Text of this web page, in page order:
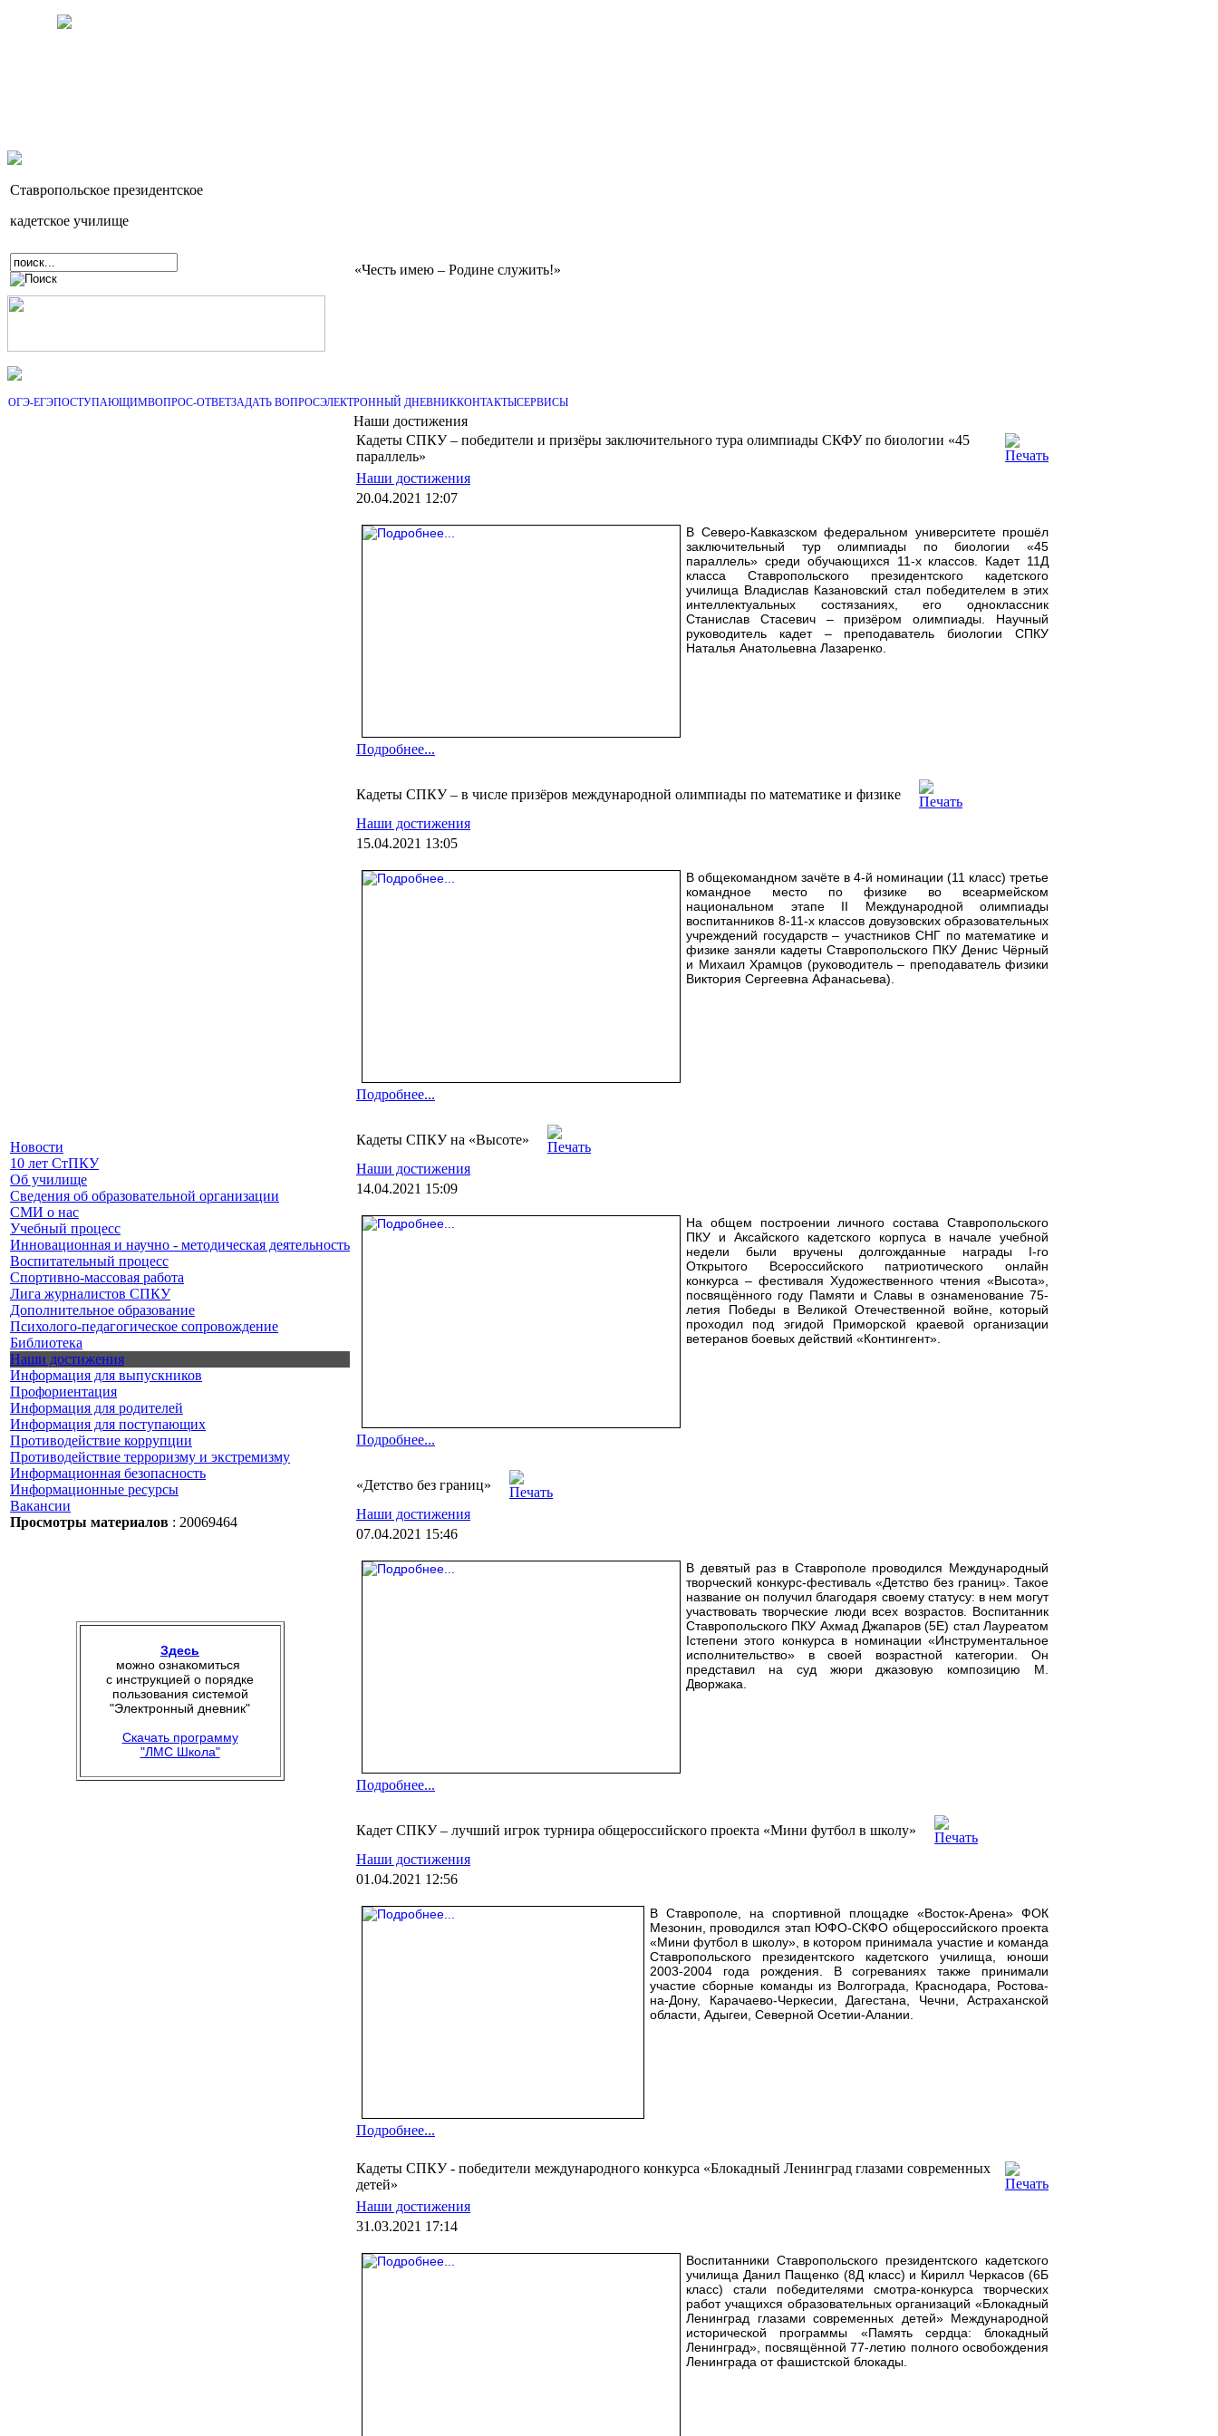
Ставропольское президентское
кадетское училище
«Честь имею – Родине служить!»
ОГЭ-ЕГЭПОСТУПАЮЩИМВОПРОС-ОТВЕТЗАДАТЬ ВОПРОСЭЛЕКТРОННЫЙ ДНЕВНИККОНТАКТЫСЕРВИСЫ
Новости
10 лет СтПКУ
Об училище
Сведения об образовательной организации
СМИ о нас
Учебный процесс
Инновационная и научно - методическая деятельность
Воспитательный процесс
Спортивно-массовая работа
Лига журналистов СПКУ
Дополнительное образование
Психолого-педагогическое сопровождение
Библиотека
Наши достижения
Информация для выпускников
Профориентация
Информация для родителей
Информация для поступающих
Противодействие коррупции
Противодействие терроризму и экстремизму
Информационная безопасность
Информационные ресурсы
Вакансии
Просмотры материалов : 20069464
Здесь
можно ознакомиться
с инструкцией о порядке
пользования системой
"Электронный дневник"
Скачать программу
"ЛМС Школа"
Наши достижения
Кадеты СПКУ – победители и призёры заключительного тура олимпиады СКФУ по биологии «45
параллель»
Наши достижения
20.04.2021 12:07
В Северо-Кавказском федеральном университете прошёл
заключительный тур олимпиады по биологии «45
параллель» среди обучающихся 11-х классов. Кадет 11Д
класса Ставропольского президентского кадетского
училища Владислав Казановский стал победителем в этих
интеллектуальных состязаниях, его одноклассник
Станислав Стасевич – призёром олимпиады. Научный
руководитель кадет – преподаватель биологии СПКУ
Наталья Анатольевна Лазаренко.
Подробнее...
Кадеты СПКУ – в числе призёров международной олимпиады по математике и физике
Наши достижения
15.04.2021 13:05
В общекомандном зачёте в 4-й номинации (11 класс) третье
командное место по физике во всеармейском
национальном этапе II Международной олимпиады
воспитанников 8-11-х классов довузовских образовательных
учреждений государств – участников СНГ по математике и
физике заняли кадеты Ставропольского ПКУ Денис Чёрный
и Михаил Храмцов (руководитель – преподаватель физики
Виктория Сергеевна Афанасьева).
Подробнее...
Кадеты СПКУ на «Высоте»
Наши достижения
14.04.2021 15:09
На общем построении личного состава Ставропольского
ПКУ и Аксайского кадетского корпуса в начале учебной
недели были вручены долгожданные награды I-го
Открытого Всероссийского патриотического онлайн
конкурса – фестиваля Художественного чтения «Высота»,
посвящённого году Памяти и Славы в ознаменование 75-
летия Победы в Великой Отечественной войне, который
проходил под эгидой Приморской краевой организации
ветеранов боевых действий «Контингент».
Подробнее...
«Детство без границ»
Наши достижения
07.04.2021 15:46
В девятый раз в Ставрополе проводился Международный
творческий конкурс-фестиваль «Детство без границ». Такое
название он получил благодаря своему статусу: в нем могут
участвовать творческие люди всех возрастов. Воспитанник
Ставропольского ПКУ Ахмад Джапаров (5Е) стал Лауреатом
Iстепени этого конкурса в номинации «Инструментальное
исполнительство» в своей возрастной категории. Он
представил на суд жюри джазовую композицию М.
Дворжака.
Подробнее...
Кадет СПКУ – лучший игрок турнира общероссийского проекта «Мини футбол в школу»
Наши достижения
01.04.2021 12:56
В Ставрополе, на спортивной площадке «Восток-Арена» ФОК
Мезонин, проводился этап ЮФО-СКФО общероссийского проекта
«Мини футбол в школу», в котором принимала участие и команда
Ставропольского президентского кадетского училища, юноши
2003-2004 года рождения. В согреваниях также принимали
участие сборные команды из Волгограда, Краснодара, Ростова-
на-Дону, Карачаево-Черкесии, Дагестана, Чечни, Астраханской
области, Адыгеи, Северной Осетии-Алании.
Подробнее...
Кадеты СПКУ - победители международного конкурса «Блокадный Ленинград глазами современных
детей»
Наши достижения
31.03.2021 17:14
Воспитанники Ставропольского президентского кадетского
училища Данил Пащенко (8Д класс) и Кирилл Черкасов (6Б
класс) стали победителями смотра-конкурса творческих
работ учащихся образовательных организаций «Блокадный
Ленинград глазами современных детей» Международной
исторической программы «Память сердца: блокадный
Ленинград», посвящённой 77-летию полного освобождения
Ленинграда от фашистской блокады.